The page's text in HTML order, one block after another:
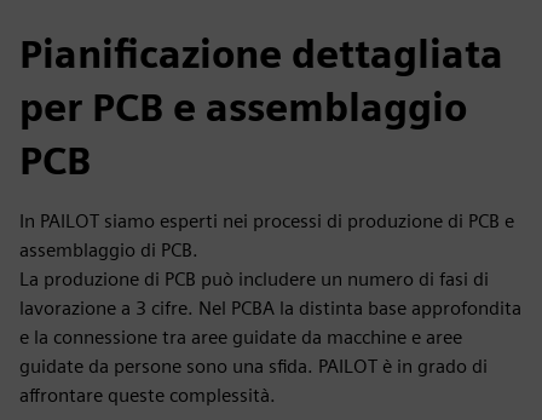
Pianificazione dettagliata
per PCB e assemblaggio
PCB
In PAILOT siamo esperti nei processi di produzione di PCB e
assemblaggio di PCB.
La produzione di PCB può includere un numero di fasi di
lavorazione a 3 cifre. Nel PCBA la distinta base approfondita
e la connessione tra aree guidate da macchine e aree
guidate da persone sono una sfida. PAILOT è in grado di
affrontare queste complessità.